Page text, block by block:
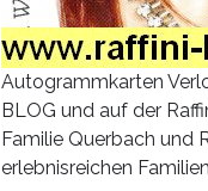
Autogrammkarten
BLOG und auf der
Familie Querbach und
erlebnisreichen